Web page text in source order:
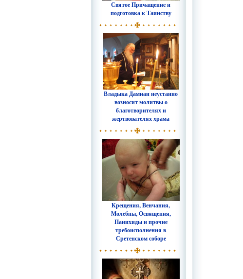
Святое Причащение и
подготовка к Таинству
Владыка Дамиан неустанно
возносит молитвы о
благотворителях и
жертвователях храма
Крещения, Венчания,
Молебны, Освящения,
Панихиды и прочие
требоисполнения в
Сретенском соборе